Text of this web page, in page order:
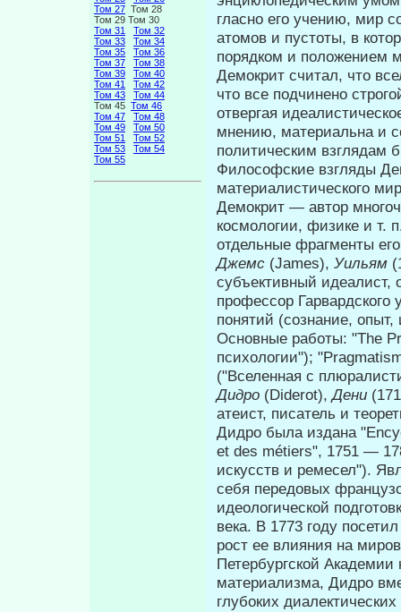
Том 27 Том 28
Том 29 Том 30
Том 31
Том 32
Том 33
Том 34
Том 35
Том 36
Том 37
Том 38
Том 39
Том 40
Том 41
Том 42
Том 43
Том 44
Том 45 Том 46
Том 47
Том 48
Том 49
Том 50
Том 51
Том 52
Том 53
Том 54
Том 55
гласно его учению, мир
атомов и пустоты, в
порядком и положением
Демокрит считал, что
что все под­чинено
отвергая
мнению, материальна и
политическим взглядам
Философские взгляды
материалистического
Демокрит — автор
космологии, физике и т.
отдельные фрагменты
Джемс (James), Уильям
субъективный идеалист,
профессор Гарвардского
понятий (сознание,
Основные работы: "The
психологии");
("Вселенная с
Дидро (Diderot),Дени
атеист, писатель и
Дидро была издана
et des métiers", 1751 —
искусств и ремесел").
себя передовых
идеологической
века. В 1773 году
рост ее влияния на
Петербургской
материализма, Дидро
глубоких